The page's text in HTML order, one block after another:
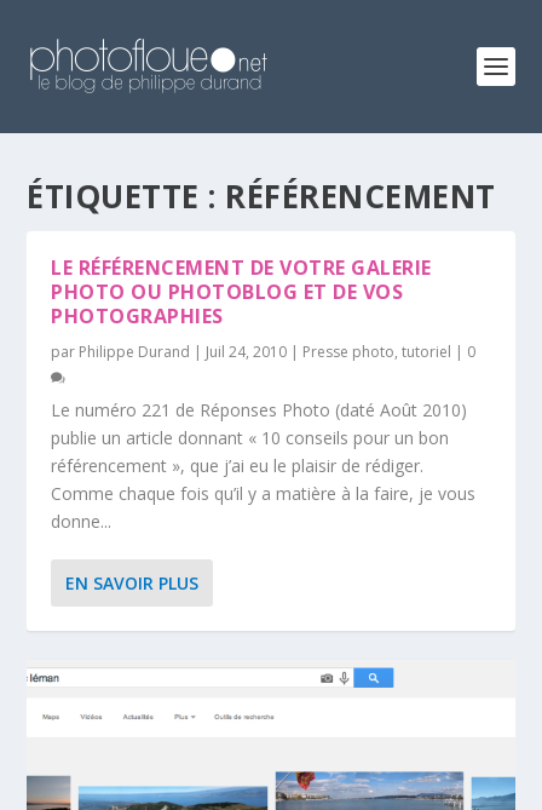
ÉTIQUETTE : RÉFÉRENCEMENT
LE RÉFÉRENCEMENT DE VOTRE GALERIE
PHOTO OU PHOTOBLOG ET DE VOS
PHOTOGRAPHIES
par Philippe Durand | Juil 24, 2010 | Presse photo,tutoriel | 0
Le numéro 221 de Réponses Photo (daté Août 2010)
publie un article donnant « 10 conseils pour un bon
référencement », que j’ai eu le plaisir de rédiger.
Comme chaque fois qu’il y a matière à la faire, je vous
donne...
EN SAVOIR PLUS